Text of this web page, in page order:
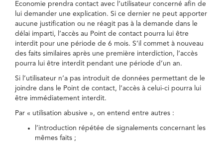
Economie prendra contact avec l’utilisateur concerné afin de
lui demander une explication. Si ce dernier ne peut apporter
aucune justification ou ne réagit pas à la demande dans le
délai imparti, l’accès au Point de contact pourra lui être
interdit pour une période de 6 mois. S’il commet à nouveau
des faits similaires après une première interdiction, l’accès
pourra lui être interdit pendant une période d’un an.
Si l’utilisateur n’a pas introduit de données permettant de le
joindre dans le Point de contact, l’accès à celui-ci pourra lui
être immédiatement interdit.
Par « utilisation abusive », on entend entre autres :
l’introduction répétée de signalements concernant les
mêmes faits ;